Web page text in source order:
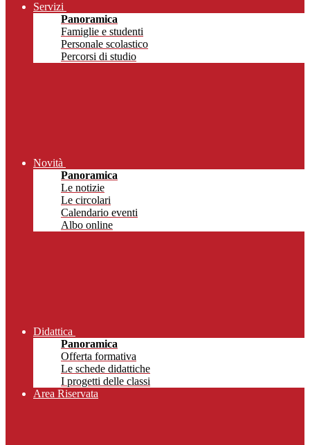
Servizi
Panoramica
Famiglie e studenti
Personale scolastico
Percorsi di studio
Novità
Panoramica
Le notizie
Le circolari
Calendario eventi
Albo online
Didattica
Panoramica
Offerta formativa
Le schede didattiche
I progetti delle classi
Area Riservata